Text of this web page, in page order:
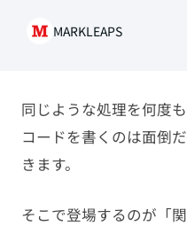
HTML・CSS
PHP
MARKLEAPS
同じような処理を何度
コードを書くのは面倒
きます。
そこで登場するのが「関